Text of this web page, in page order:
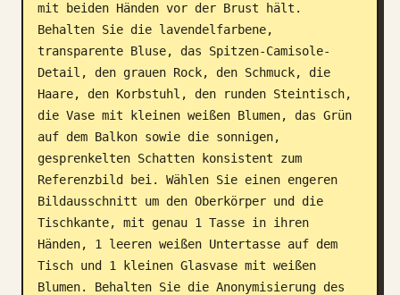
mit beiden Händen vor der Brust hält.
Behalten Sie die lavendelfarbene,
transparente Bluse, das Spitzen-Camisole-
Detail, den grauen Rock, den Schmuck, die
Haare, den Korbstuhl, den runden Steintisch,
die Vase mit kleinen weißen Blumen, das Grün
auf dem Balkon sowie die sonnigen,
gesprenkelten Schatten konsistent zum
Referenzbild bei. Wählen Sie einen engeren
Bildausschnitt um den Oberkörper und die
Tischkante, mit genau 1 Tasse in ihren
Händen, 1 leeren weißen Untertasse auf dem
Tisch und 1 kleinen Glasvase mit weißen
Blumen. Behalten Sie die Anonymisierung des